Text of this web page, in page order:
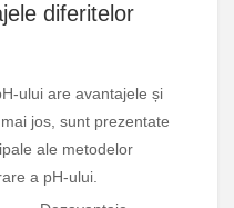
diferitelor
ului are avantajele și
jos, sunt prezentate
ale metodelor
a pH-ului.